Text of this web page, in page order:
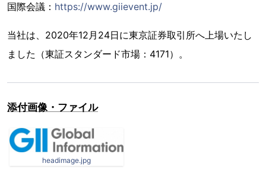
国際会議： https://www.giievent.jp/
当社は、2020年12月24日に東京証券取引所へ上場いたし
ました（東証スタンダード市場：4171）。
添付画像・ファイル
headimage.jpg